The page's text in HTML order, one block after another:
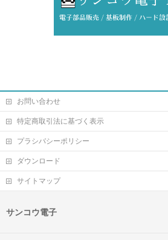
お問い合わせ
特定商取引法に基づく表示
プラシバシーポリシー
ダウンロード
サイトマップ
サンコウ電子